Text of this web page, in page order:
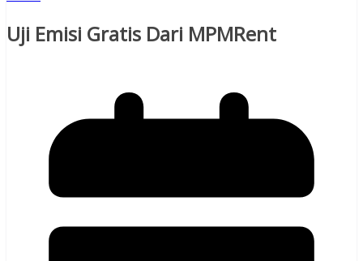
Uji Emisi Gratis Dari MPMRent